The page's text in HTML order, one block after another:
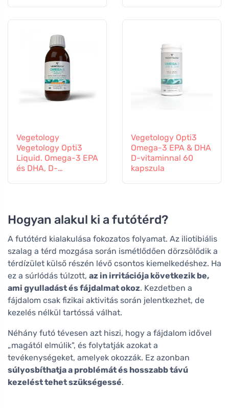
Vegetology
Vegetology Opti3
Liquid. Omega-3 EPA
és DHA, D-
Vegetology Opti3
Omega-3 EPA & DHA
D-vitaminnal 60
kapszula
Hogyan alakul ki a futótérd?
A futótérd kialakulása fokozatos folyamat. Az iliotibiális
szalag a térd mozgása során ismétlődően dörzsölődik a
térdízület külső részén lévő csontos kiemelkedéshez. Ha
ez a súrlódás túlzott, az in irritációja következik be,
ami gyulladást és fájdalmat okoz. Kezdetben a
fájdalom csak fizikai aktivitás során jelentkezhet, de
kezelés nélkül tartóssá válhat.
Néhány futó tévesen azt hiszi, hogy a fájdalom idővel
„magától elmúlik", és folytatják azokat a
tevékenységeket, amelyek okozzák. Ez azonban
súlyosbíthatja a problémát és hosszabb távú
kezelést tehet szükségessé.